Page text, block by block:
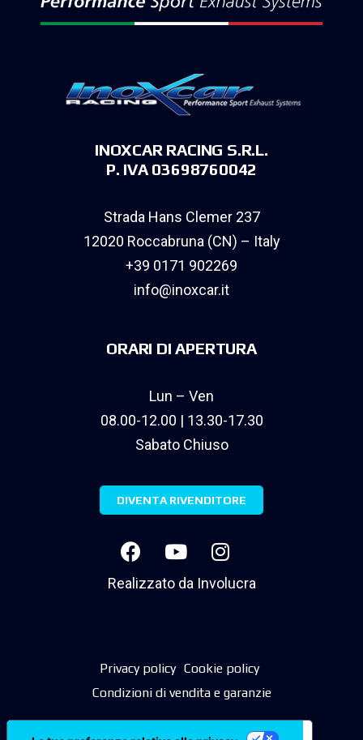
INOXCAR RACING S.R.L.
P. IVA 03698760042
Strada Hans Clemer 237
12020 Roccabruna (CN) – Italy
+39 0171 902269
info@inoxcar.it
ORARI DI APERTURA
Lun – Ven
08.00-12.00 | 13.30-17.30
Sabato Chiuso
DIVENTA RIVENDITORE
Realizzato da Involucra
Privacy policy Cookie policy
Condizioni di vendita e garanzie